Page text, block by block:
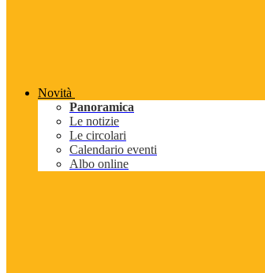
Novità
Panoramica
Le notizie
Le circolari
Calendario eventi
Albo online